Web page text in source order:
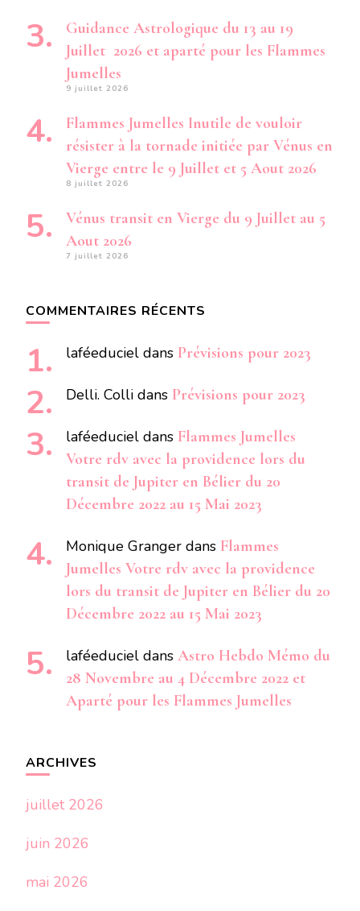
Guidance Astrologique du 13 au 19
Juillet 2026 et aparté pour les Flammes
Jumelles
9 juillet 2026
Flammes Jumelles Inutile de vouloir
résister à la tornade initiée par Vénus en
Vierge entre le 9 Juillet et 5 Aout 2026
8 juillet 2026
Vénus transit en Vierge du 9 Juillet au 5
Aout 2026
7 juillet 2026
COMMENTAIRES RÉCENTS
laféeduciel dans Prévisions pour 2023
Delli. Colli dans Prévisions pour 2023
laféeduciel dans Flammes Jumelles
Votre rdv avec la providence lors du
transit de Jupiter en Bélier du 20
Décembre 2022 au 15 Mai 2023
Monique Granger dans Flammes
Jumelles Votre rdv avec la providence
lors du transit de Jupiter en Bélier du 20
Décembre 2022 au 15 Mai 2023
laféeduciel dans Astro Hebdo Mémo du
28 Novembre au 4 Décembre 2022 et
Aparté pour les Flammes Jumelles
ARCHIVES
juillet 2026
juin 2026
mai 2026